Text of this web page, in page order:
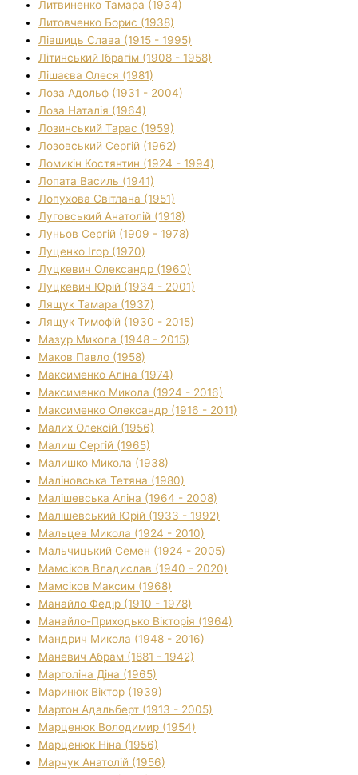
Литвиненко Тамара (1934)
Литовченко Борис (1938)
Лівшиць Слава (1915 - 1995)
Літинський Ібрагім (1908 - 1958)
Лішаєва Олеся (1981)
Лоза Адольф (1931 - 2004)
Лоза Наталія (1964)
Лозинський Тарас (1959)
Лозовський Сергій (1962)
Ломикін Костянтин (1924 - 1994)
Лопата Василь (1941)
Лопухова Світлана (1951)
Луговський Анатолій (1918)
Луньов Сергій (1909 - 1978)
Луценко Ігор (1970)
Луцкевич Олександр (1960)
Луцкевич Юрій (1934 - 2001)
Лящук Тамара (1937)
Лящук Тимофій (1930 - 2015)
Мазур Микола (1948 - 2015)
Маков Павло (1958)
Максименко Аліна (1974)
Максименко Микола (1924 - 2016)
Максименко Олександр (1916 - 2011)
Малих Олексій (1956)
Малиш Сергій (1965)
Малишко Микола (1938)
Маліновська Тетяна (1980)
Малішевська Аліна (1964 - 2008)
Малішевський Юрій (1933 - 1992)
Мальцев Микола (1924 - 2010)
Мальчицький Семен (1924 - 2005)
Мамсіков Владислав (1940 - 2020)
Мамсіков Максим (1968)
Манайло Федір (1910 - 1978)
Манайло-Приходько Вікторія (1964)
Мандрич Микола (1948 - 2016)
Маневич Абрам (1881 - 1942)
Марголіна Діна (1965)
Маринюк Віктор (1939)
Мартон Адальберт (1913 - 2005)
Марценюк Володимир (1954)
Марценюк Ніна (1956)
Марчук Анатолій (1956)